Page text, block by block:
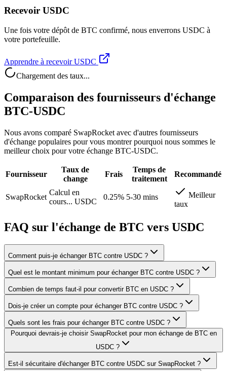
Recevoir USDC
Une fois votre dépôt de BTC confirmé, nous enverrons USDC à
votre portefeuille.
Apprendre à recevoir USDC
Chargement des taux...
Comparaison des fournisseurs d'échange
BTC-USDC
Nous avons comparé SwapRocket avec d'autres fournisseurs
d'échange populaires pour vous montrer pourquoi nous sommes le
meilleur choix pour votre échange BTC-USDC.
Fournisseur
Taux de
change
Frais
Temps de
traitement
Recommandé
SwapRocket
Calcul en
cours... USDC
0.25% 5-30 mins
Meilleur
taux
FAQ sur l'échange de BTC vers USDC
Comment puis-je échanger BTC contre USDC ?
Quel est le montant minimum pour échanger BTC contre USDC ?
Combien de temps faut-il pour convertir BTC en USDC ?
Dois-je créer un compte pour échanger BTC contre USDC ?
Quels sont les frais pour échanger BTC contre USDC ?
Pourquoi devrais-je choisir SwapRocket pour mon échange de BTC en
USDC ?
Est-il sécuritaire d'échanger BTC contre USDC sur SwapRocket ?